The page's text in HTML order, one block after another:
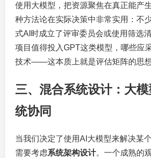
使用大模型，把资源聚焦在真正能产
种方法论在实际决策中非常实用：不
式AI时成立了评审委员会或使用筛选
项目值得投入GPT这类模型，哪些应
技术——这本质上就是评估矩阵的思想
三、混合系统设计：大
统协同
当我们决定了使用AI大模型来解决某
需要考虑系统架构设计。一个成熟的